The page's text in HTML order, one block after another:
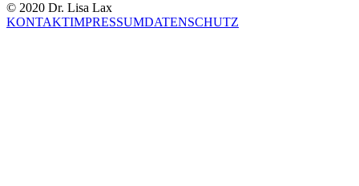
© 2020 Dr. Lisa Lax
KONTAKTIMPRESSUMDATENSCHUTZ